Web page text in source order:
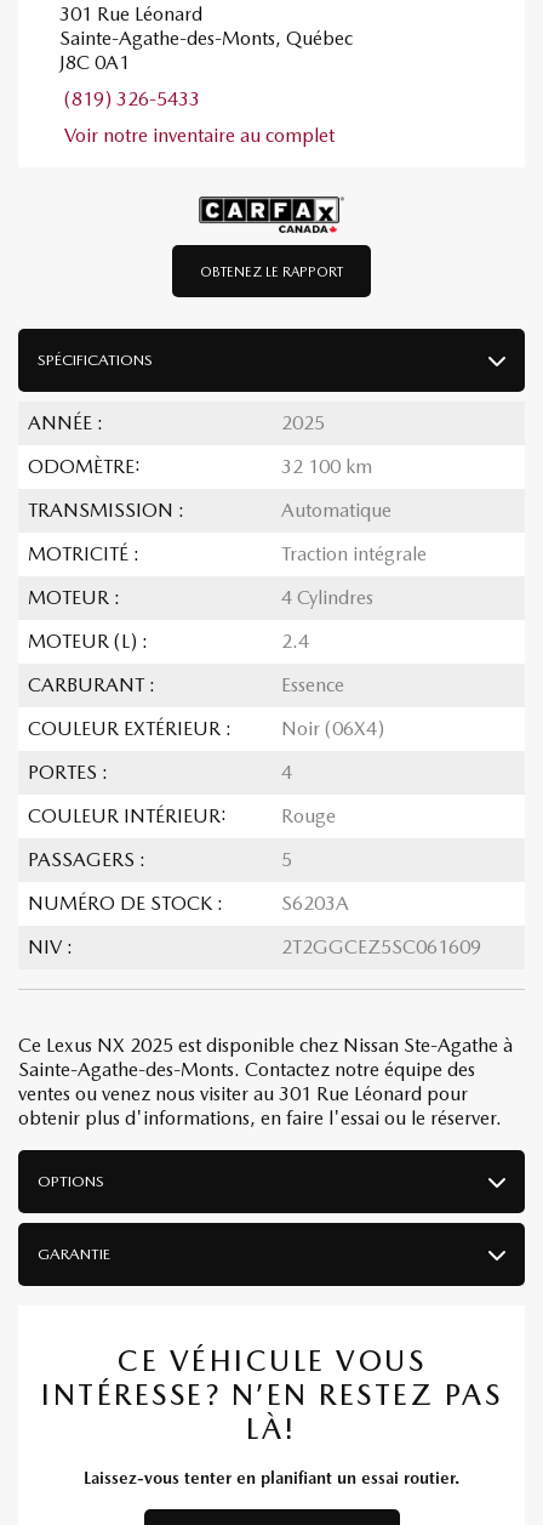
OBTENEZ LE RAPPORT
SPÉCIFICATIONS
ANNÉE :
2025
ODOMÈTRE:
32 100 km
TRANSMISSION :
Automatique
MOTRICITÉ :
Traction intégrale
MOTEUR :
4 Cylindres
MOTEUR (L) :
2.4
CARBURANT :
Essence
COULEUR EXTÉRIEUR :
Noir (06X4)
PORTES :
4
COULEUR INTÉRIEUR:
Rouge
PASSAGERS :
5
NUMÉRO DE STOCK :
S6203A
NIV :
2T2GGCEZ5SC061609
Ce Lexus NX 2025 est disponible chez Nissan Ste-Agathe à
Sainte-Agathe-des-Monts. Contactez notre équipe des
ventes ou venez nous visiter au 301 Rue Léonard pour
obtenir plus d'informations, en faire l'essai ou le réserver.
OPTIONS
GARANTIE
CE VÉHICULE VOUS
INTÉRESSE? N’EN RESTEZ PAS
LÀ!
Laissez-vous tenter en planifiant un essai routier.
301 Rue Léonard
Sainte-Agathe-des-Monts, Québec
J8C 0A1
(819) 326-5433
Voir notre inventaire au complet